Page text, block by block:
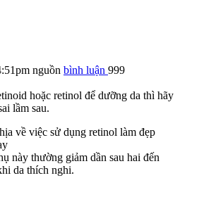
nguồn bình luận 999
hoặc retinol để dưỡng da thì hãy
lầm sau.
này thường giảm dần sau hai đến
da thích nghi.